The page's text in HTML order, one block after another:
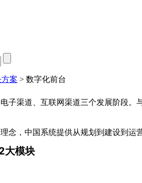
案 > 数字化前台
子渠道、互联网渠道三个发展阶段
念，中国系统提供从规划到建设到运
大模块